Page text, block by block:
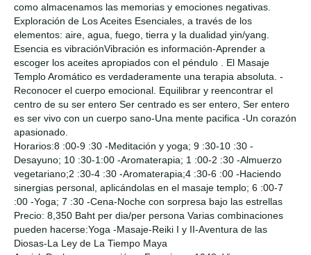
como almacenamos las memorias y emociones negativas.
Exploración de Los Aceites Esenciales, a través de los
elementos: aire, agua, fuego, tierra y la dualidad yin/yang.
Esencia es vibraciónVibración es información-Aprender a
escoger los aceites apropiados con el péndulo . El Masaje
Templo Aromático es verdaderamente una terapia absoluta. -
Reconocer el cuerpo emocional. Equilibrar y reencontrar el
centro de su ser entero Ser centrado es ser entero, Ser entero
es ser vivo con un cuerpo sano-Una mente pacifica -Un corazón
apasionado.
Horarios:8 :00-9 :30 -Meditación y yoga; 9 :30-10 :30 -
Desayuno; 10 :30-1:00 -Aromaterapia; 1 :00-2 :30 -Almuerzo
vegetariano;2 :30-4 :30 -Aromaterapia;4 :30-6 :00 -Haciendo
sinergias personal, aplicándolas en el masaje templo; 6 :00-7
:00 -Yoga; 7 :30 -Cena-Noche con sorpresa bajo las estrellas
Precio: 8,350 Baht per dia/per persona Varias combinaciones
pueden hacerse:Yoga -Masaje-Reiki I y II-Aventura de las
Diosas-La Ley de La Tiempo Maya